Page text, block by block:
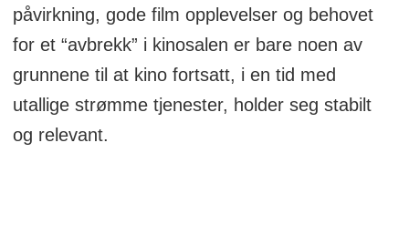
påvirkning, gode film opplevelser og behovet
for et “avbrekk” i kinosalen er bare noen av
grunnene til at kino fortsatt, i en tid med
utallige strømme tjenester, holder seg stabilt
og relevant.